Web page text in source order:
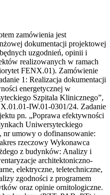
zamówienia jest
dokumentacji projektowej
uzgodnień, opinii i
realizowanych w ramach
FENX.01). Zamówienie
1: Realizacja dokumentacji
energetycznej w
Szpitala Klinicznego”,
IW.01-0301/24. Zadanie
pn. „Poprawa efektywności
Uniwersyteckiego
umowy o dofinansowanie:
rzeczowy Wykonawca
z budynków: Analizy i
architektoniczno-
elektryczne, teletechniczne,
zgodności z programem
oraz opinie ornitologiczne.